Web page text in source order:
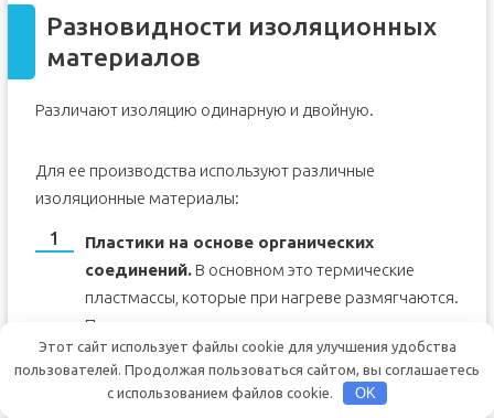
Разновидности изоляционных
материалов
Различают изоляцию одинарную и двойную.
Для ее производства используют различные
изоляционные материалы:
Пластики на основе органических
соединений.В основном это термические
пластмассы, которые при нагреве размягчаются.
При горении эти пластические массы
выбрасывают в окружающую среду разные
токсины.
Этот сайт использует файлы cookie для улучшения удобства
пользователей. Продолжая пользоваться сайтом, вы соглашаетесь
с использованием файлов cookie.
OK